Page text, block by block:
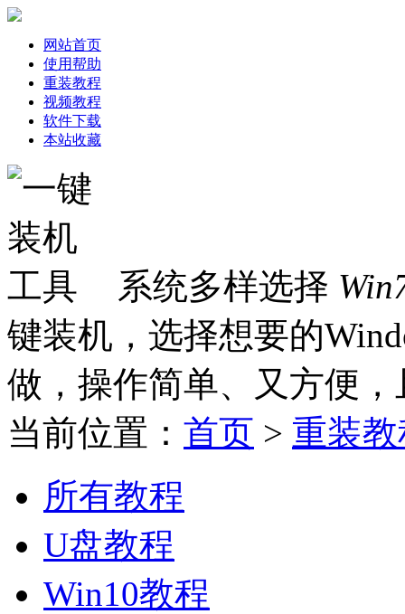
网站首页
使用帮助
重装教程
视频教程
软件下载
本站收藏
系统多样选择
键装机，选择想要的
做，操作简单、又方便
当前位置： 首页 > 重装
所有教程
U盘教程
Win10教程